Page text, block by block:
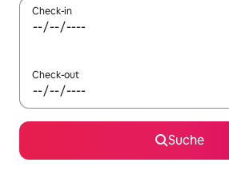
Check-in
Check-out
Suche